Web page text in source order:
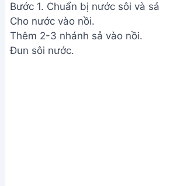
Bước 1. Chuẩn bị nước sôi và sả
Cho nước vào nồi.
Thêm 2-3 nhánh sả vào nồi.
Đun sôi nước.